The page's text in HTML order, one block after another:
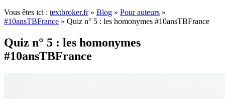
Vous êtes ici : textbroker.fr» Blog » Pour auteurs »
#10ansTBFrance » Quiz n° 5 : les homonymes #10ansTBFrance
Quiz n° 5 : les homonymes
#10ansTBFrance